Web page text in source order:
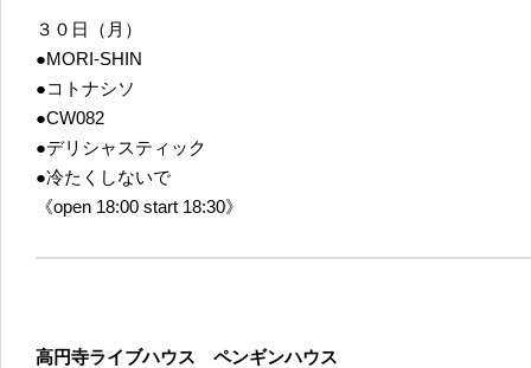
３０日（月）
●MORI-SHIN
●コトナシソ
●CW082
●デリシャスティック
●冷たくしないで
《open 18:00 start 18:30》
高円寺ライブハウス ペンギンハウス